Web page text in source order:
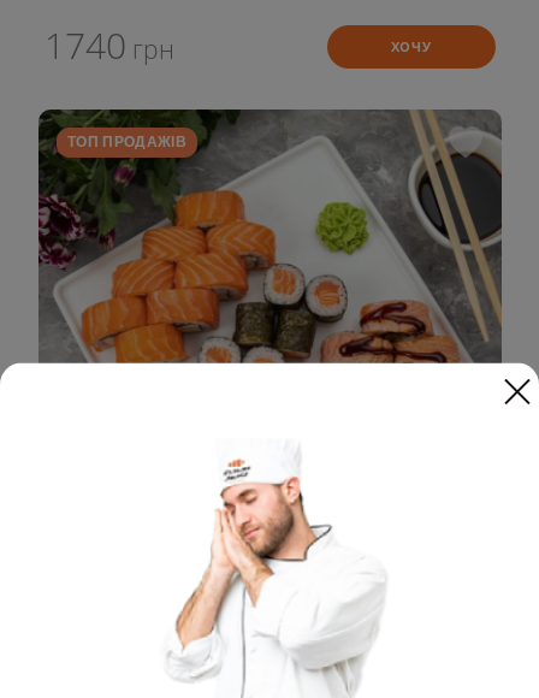
1740 грн ХОЧУ
ТОП ПРОДАЖІВ
Сет для двох
Філадельфія з лососем татакі (обпаленим),
Філадельфія з лососем, Макі з лососем ..